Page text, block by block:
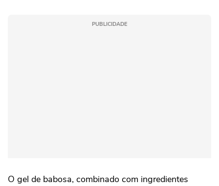
PUBLICIDADE
O gel de babosa, combinado com ingredientes